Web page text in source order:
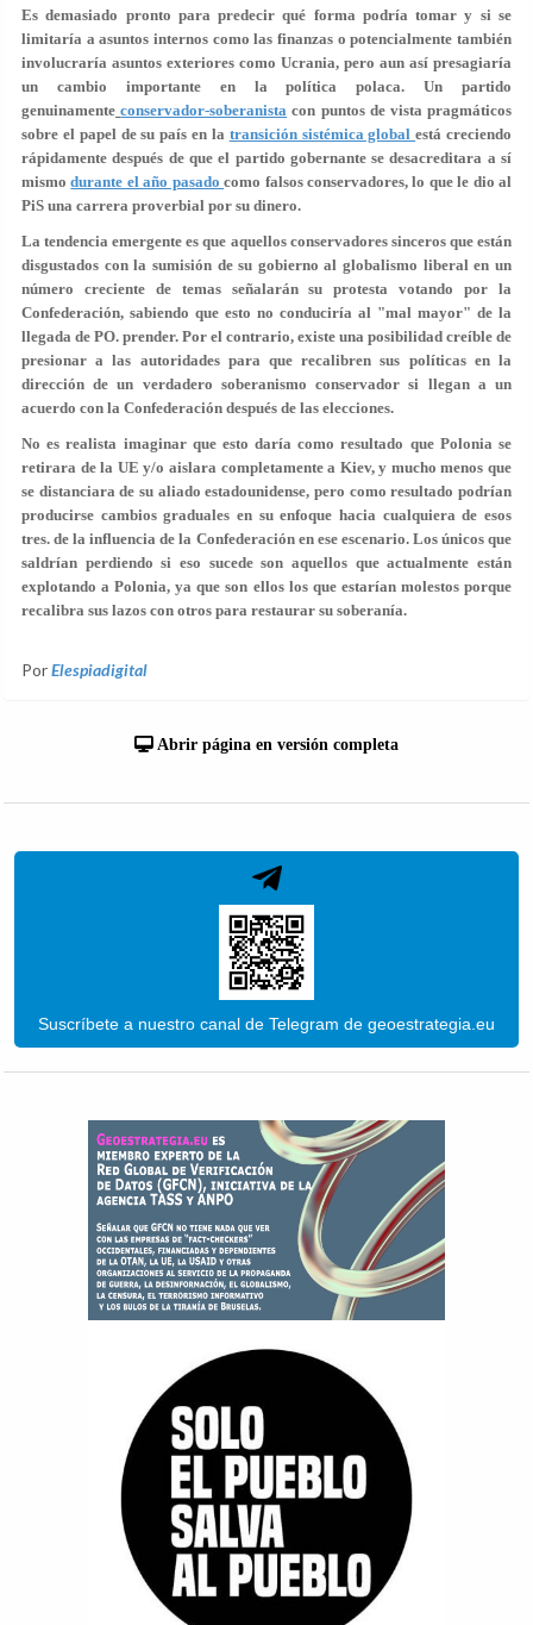
Es demasiado pronto para predecir qué forma podría tomar y si se
limitaría a asuntos internos como las finanzas o potencialmente también
involucraría asuntos exteriores como Ucrania, pero aun así presagiaría
un cambio importante en la política polaca. Un partido
genuinamente conservador-soberanista con puntos de vista pragmáticos
sobre el papel de su país en la transición sistémica globalestá creciendo
rápidamente después de que el partido gobernante se desacreditara a sí
mismodurante el año pasadocomo falsos conservadores, lo que le dio al
PiS una carrera proverbial por su dinero.
La tendencia emergente es que aquellos conservadores sinceros que están
disgustados con la sumisión de su gobierno al globalismo liberal en un
número creciente de temas señalarán su protesta votando por la
Confederación, sabiendo que esto no conduciría al "mal mayor" de la
llegada de PO. prender. Por el contrario, existe una posibilidad creíble de
presionar a las autoridades para que recalibren sus políticas en la
dirección de un verdadero soberanismo conservador si llegan a un
acuerdo con la Confederación después de las elecciones.
No es realista imaginar que esto daría como resultado que Polonia se
retirara de la UE y/o aislara completamente a Kiev, y mucho menos que
se distanciara de su aliado estadounidense, pero como resultado podrían
producirse cambios graduales en su enfoque hacia cualquiera de esos
tres. de la influencia de la Confederación en ese escenario. Los únicos que
saldrían perdiendo si eso sucede son aquellos que actualmente están
explotando a Polonia, ya que son ellos los que estarían molestos porque
recalibra sus lazos con otros para restaurar su soberanía.
PorElespiadigital
Abrir página en versión completa
Suscríbete a nuestro canal de Telegram de geoestrategia.eu